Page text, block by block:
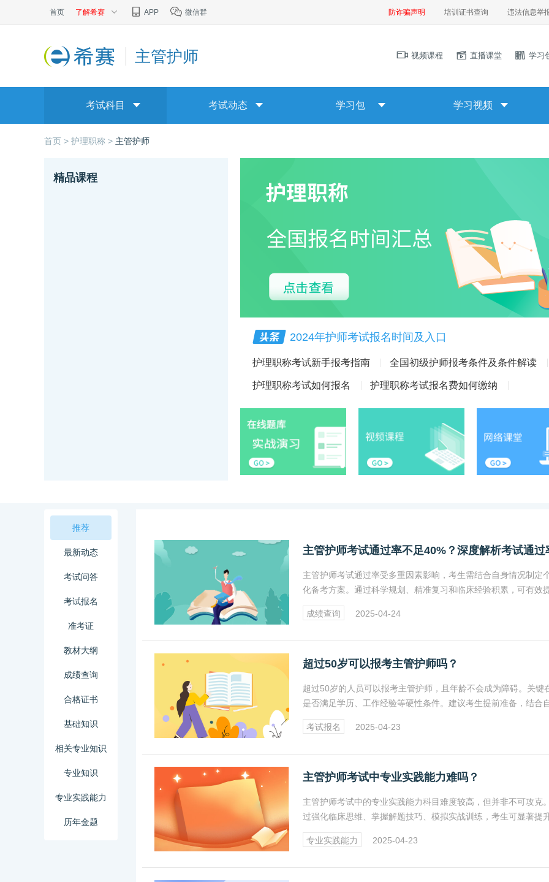
首页 了解希赛 APP 微信群 防诈骗声明 培训证书查询 违法信息举
主管护师 视频课程 直播课堂 学习
考试科目 考试动态 学习包 学习视频
首页 > 护理职称 > 主管护师
精品课程
2024年护师考试报名时间及入口
护理职称考试新手报考指南 全国初级护师报考条件及条件解读
护理职称考试如何报名 护理职称考试报名费如何缴纳
推荐
最新动态
考试问答
考试报名
准考证
教材大纲
成绩查询
合格证书
基础知识
相关专业知识
专业知识
专业实践能力
历年金题
主管护师考试通过率不足40%？深度解析考试通过
主管护师考试通过率受多重因素影响，考生需结合自身情况制定
化备考方案。通过科学规划、精准复习和临床经验积累，可有效提
通过概率。
成绩查询
2025-04-24
超过50岁可以报考主管护师吗？
超过50岁的人员可以报考主管护师，且年龄不会成为障碍。关键
是否满足学历、工作经验等硬性条件。建议考生提前准备，结合自
优势制定备考策略，争取顺利通过考试。
考试报名
2025-04-23
主管护师考试中专业实践能力难吗？
主管护师考试中的专业实践能力科目难度较高，但并非不可攻克
过强化临床思维、掌握解题技巧、模拟实战训练，考生可显著提升
过率。建议考生将该科目作为备考重点，合理分配时间，避免因轻
或畏难情绪影响成绩。
专业实践能力 2025-04-23